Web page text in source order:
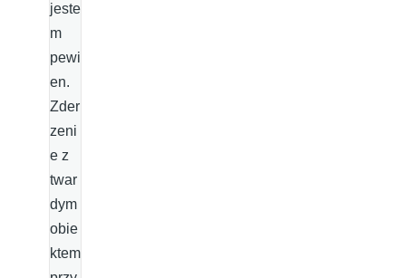
jeste
m
pewi
en.
Zder
zeni
e z
twar
dym
obie
ktem